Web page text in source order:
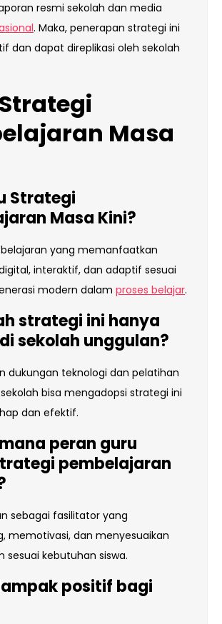
resmi sekolah dan media
. Maka, penerapan strategi ini
dan dapat direplikasi oleh sekolah
Masa
Strategi
Masa Kini?
yang memanfaatkan
interaktif, dan adaptif sesuai
modern dalam proses belajar.
strategi ini hanya
sekolah unggulan?
dukungan teknologi dan pelatihan
bisa mengadopsi strategi ini
dan efektif.
peran guru
pembelajaran
sebagai fasilitator yang
memotivasi, dan menyesuaikan
sesuai kebutuhan siswa.
positif bagi